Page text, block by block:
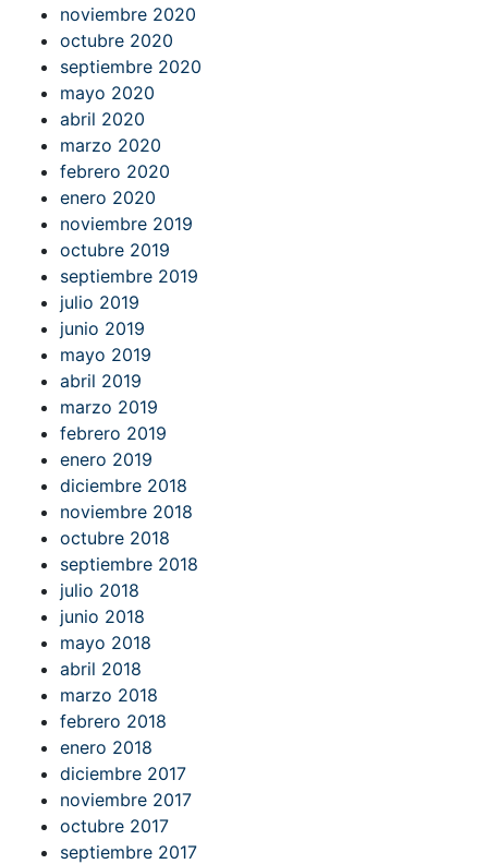
noviembre 2020
octubre 2020
septiembre 2020
mayo 2020
abril 2020
marzo 2020
febrero 2020
enero 2020
noviembre 2019
octubre 2019
septiembre 2019
julio 2019
junio 2019
mayo 2019
abril 2019
marzo 2019
febrero 2019
enero 2019
diciembre 2018
noviembre 2018
octubre 2018
septiembre 2018
julio 2018
junio 2018
mayo 2018
abril 2018
marzo 2018
febrero 2018
enero 2018
diciembre 2017
noviembre 2017
octubre 2017
septiembre 2017